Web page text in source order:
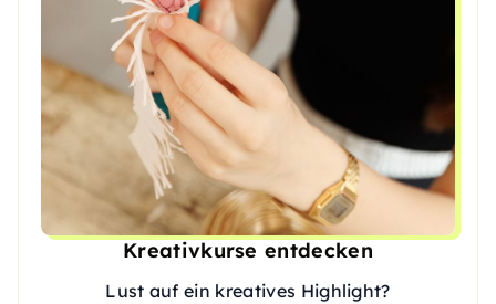
Kreativkurse entdecken
Lust auf ein kreatives Highlight?